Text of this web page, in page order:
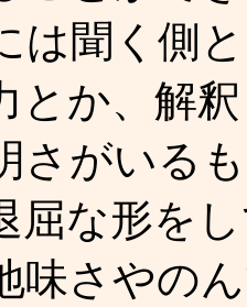
は聞く側
とか、解
さがいる
屈な形を
味さやの